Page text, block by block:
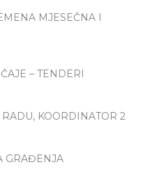
MJESEČNA I
– TENDERI
KOORDINATOR 2
GRAĐENJA